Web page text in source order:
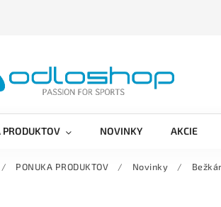
PRODUKTOV NOVINKY AKCIE
/ PONUKA PRODUKTOV / Novinky /